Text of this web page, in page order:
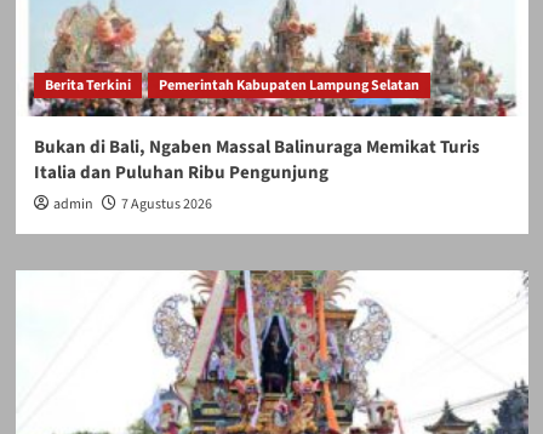
Berita Terkini Pemerintah Kabupaten Lampung Selatan
Bukan di Bali, Ngaben Massal Balinuraga Memikat Turis
Italia dan Puluhan Ribu Pengunjung
admin 7 Agustus 2026